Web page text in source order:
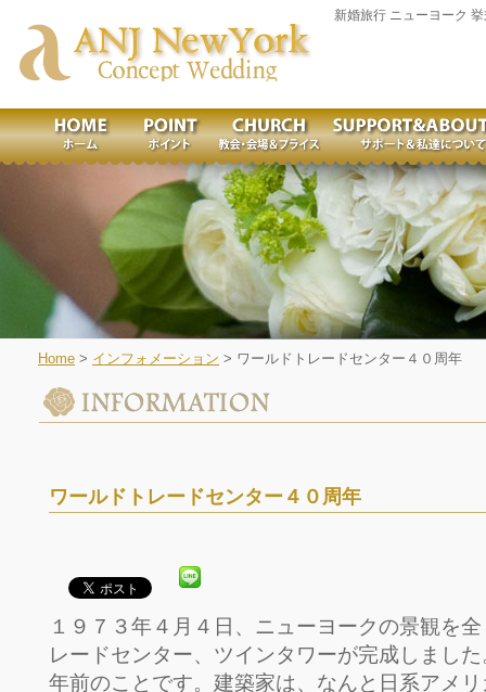
新婚旅行 ニューヨーク
Home > インフォメーション > ワールドトレードセンター４０周年
ワールドトレードセンター４０周年
１９７３年４月４日、ニューヨークの景観を
レードセンター、ツインタワーが完成しまし
年前のことです。建築家は、なんと日系アメ